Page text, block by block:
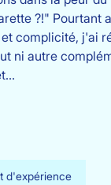
?!" Pourtant
complicité, j'ai
ni autre
d'expérience